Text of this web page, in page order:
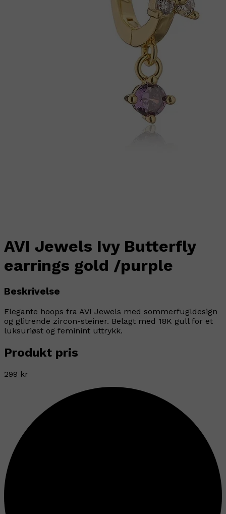
AVI Jewels Ivy Butterfly
earrings gold /purple
Beskrivelse
Elegante hoops fra AVI Jewels med sommerfugldesign
og glitrende zircon-steiner. Belagt med 18K gull for et
luksuriøst og feminint uttrykk.
Produkt pris
299 kr